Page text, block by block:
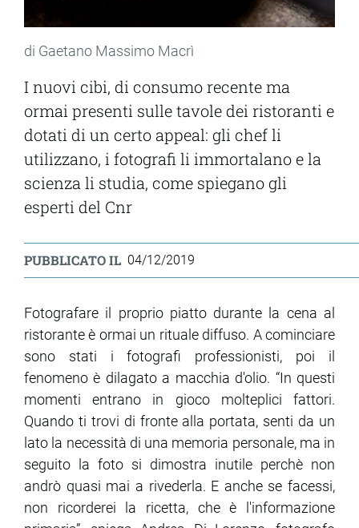
di Gaetano Massimo Macrì
I nuovi cibi, di consumo recente ma
ormai presenti sulle tavole dei ristoranti e
dotati di un certo appeal: gli chef li
utilizzano, i fotografi li immortalano e la
scienza li studia, come spiegano gli
esperti del Cnr
PUBBLICATO IL 04/12/2019
Fotografare il proprio piatto durante la cena al
ristorante è ormai un rituale diffuso. A cominciare
sono stati i fotografi professionisti, poi il
fenomeno è dilagato a macchia d'olio. “In questi
momenti entrano in gioco molteplici fattori.
Quando ti trovi di fronte alla portata, senti da un
lato la necessità di una memoria personale, ma in
seguito la foto si dimostra inutile perchè non
andrò quasi mai a rivederla. E anche se facessi,
non ricorderei la ricetta, che è l'informazione